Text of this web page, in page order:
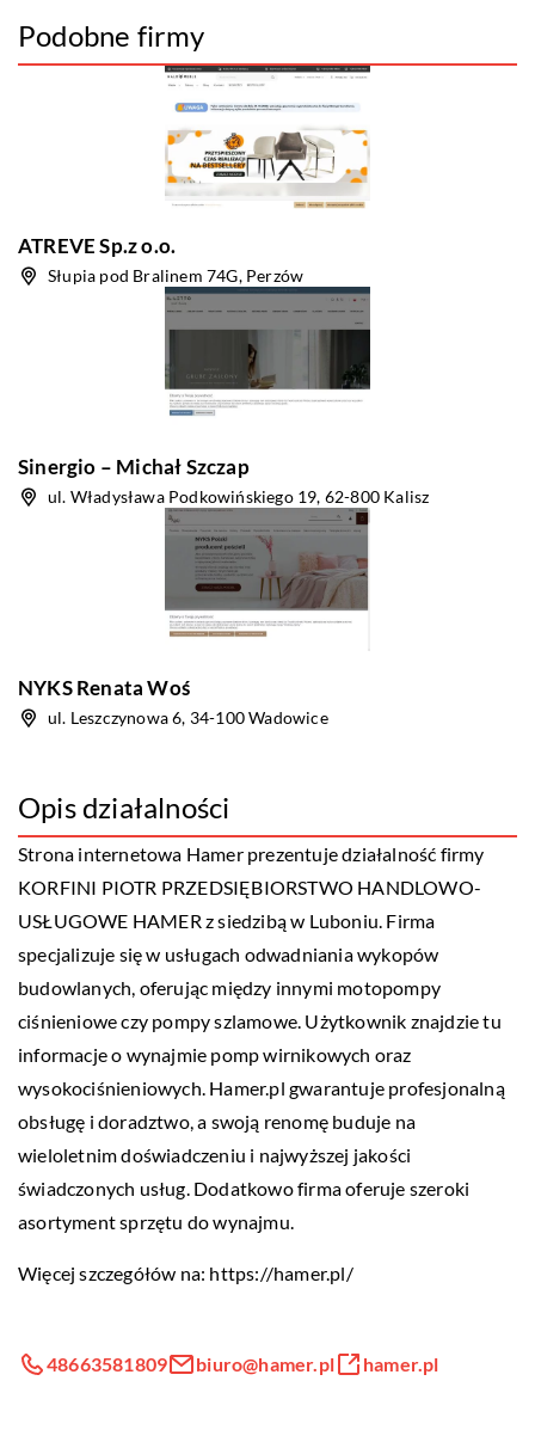
Podobne firmy
ATREVE Sp.z o.o.
Słupia pod Bralinem 74G, Perzów
Sinergio – Michał Szczap
ul. Władysława Podkowińskiego 19, 62-800 Kalisz
NYKS Renata Woś
ul. Leszczynowa 6, 34-100 Wadowice
Opis działalności
Strona internetowa Hamer prezentuje działalność firmy
KORFINI PIOTR PRZEDSIĘBIORSTWO HANDLOWO-
USŁUGOWE HAMER z siedzibą w Luboniu. Firma
specjalizuje się w usługach odwadniania wykopów
budowlanych, oferując między innymi motopompy
ciśnieniowe czy pompy szlamowe. Użytkownik znajdzie tu
informacje o wynajmie pomp wirnikowych oraz
wysokociśnieniowych. Hamer.pl gwarantuje profesjonalną
obsługę i doradztwo, a swoją renomę buduje na
wieloletnim doświadczeniu i najwyższej jakości
świadczonych usług. Dodatkowo firma oferuje szeroki
asortyment sprzętu do wynajmu.
Więcej szczegółów na: https://hamer.pl/
48663581809 biuro@hamer.pl hamer.pl